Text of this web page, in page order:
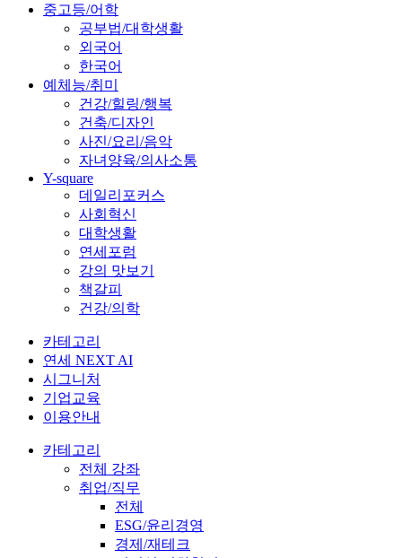
중고등/어학
공부법/대학생활
외국어
한국어
예체능/취미
건강/힐링/행복
건축/디자인
사진/요리/음악
자녀양육/의사소통
Y-square
데일리포커스
사회혁신
대학생활
연세포럼
강의 맛보기
책갈피
건강/의학
카테고리
연세 NEXT AI
시그니처
기업교육
이용안내
카테고리
전체 강좌
취업/직무
전체
ESG/윤리경영
경제/재테크